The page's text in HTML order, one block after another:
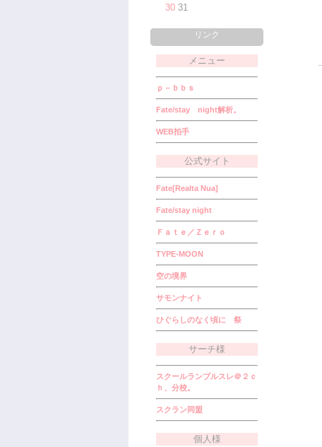
30 31
リンク
メニュー
ｐ－ｂｂｓ
Fate/stay night解析。
WEB拍手
公式サイト
Fate[Realta Nua]
Fate/stay night
Ｆａｔｅ／Ｚｅｒｏ
TYPE-MOON
空の境界
サモンナイト
ひぐらしのなく頃に 祭
サーチ様
スクールランブルスレ＠２ｃ
ｈ、分校。
スクラン同盟
個人様